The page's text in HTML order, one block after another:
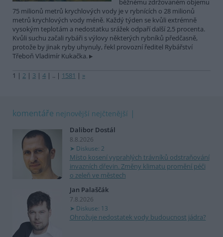
běžnému zdržovaném objemu
75 milionů metrů krychlových vody je v rybnících o 28 milionů
metrů krychlových vody méně. Každý týden se kvůli extrémně
vysokým teplotám a nedostatku srážek odpaří další 2,5 procenta.
Kvůli suchu začali rybáři s výlovy některých rybníků předčasně,
protože by jinak ryby uhynuly, řekl provozní ředitel Rybářství
Třeboň Vladimír Kukačka.
1 | 2 | 3 | 4 | .. | 1581 | »
komentáře nejnovější nejčtenější
Dalibor Dostál
8.8.2026
Diskuse: 2
Místo kosení vyprahlých trávníků odstraňování
invazních dřevin. Změny klimatu promění péči
o zeleň ve městech
Jan Palaščák
7.8.2026
Diskuse: 13
Ohrožuje nedostatek vody budoucnost jádra?